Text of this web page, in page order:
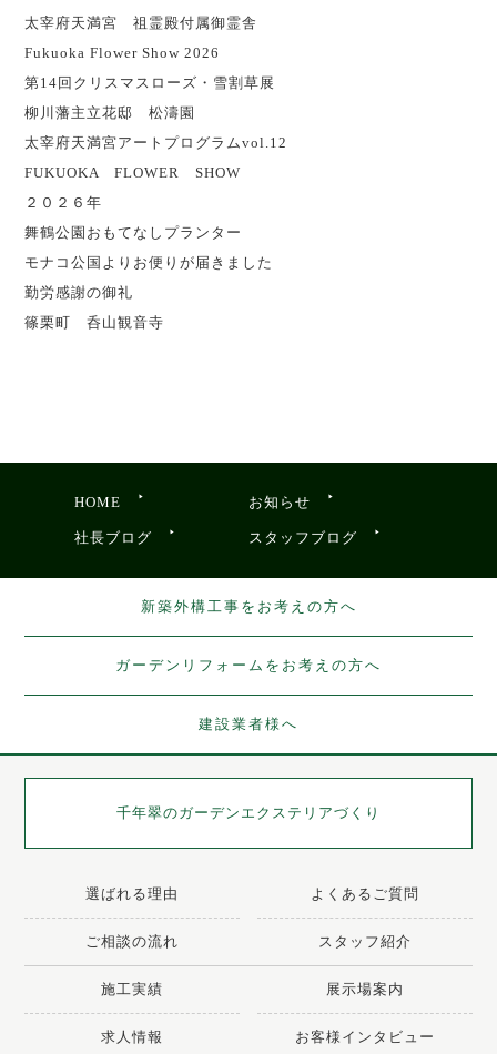
太宰府天満宮 祖霊殿付属御霊舎
Fukuoka Flower Show 2026
第14回クリスマスローズ・雪割草展
柳川藩主立花邸 松濤園
太宰府天満宮アートプログラムvol.12
FUKUOKA FLOWER SHOW
２０２６年
舞鶴公園おもてなしプランター
モナコ公国よりお便りが届きました
勤労感謝の御礼
篠栗町 呑山観音寺
HOME お知らせ
社長ブログ スタッフブログ
新築外構工事をお考えの方へ
ガーデンリフォームをお考えの方へ
建設業者様へ
千年翠のガーデンエクステリアづくり
選ばれる理由 よくあるご質問
ご相談の流れ スタッフ紹介
施工実績 展示場案内
求人情報 お客様インタビュー